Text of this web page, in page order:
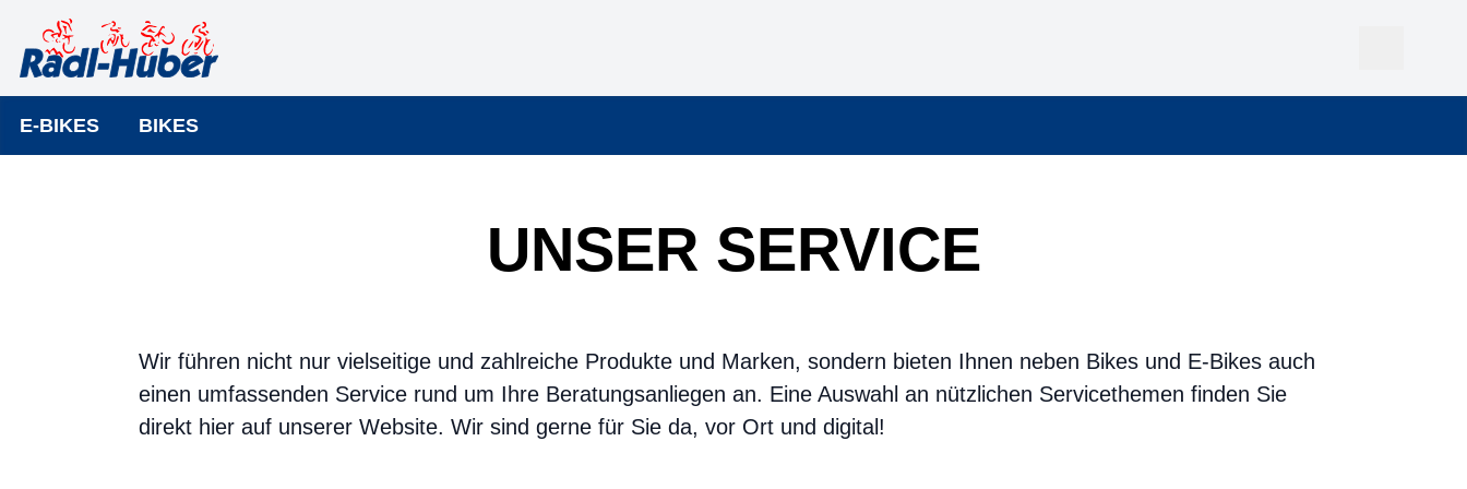
E-BIKES BIKES
UNSER SERVICE
Wir führen nicht nur vielseitige und zahlreiche Produkte und Marken, sondern bieten Ihnen neben Bikes und E-Bikes auch
einen umfassenden Service rund um Ihre Beratungsanliegen an. Eine Auswahl an nützlichen Servicethemen finden Sie
direkt hier auf unserer Website. Wir sind gerne für Sie da, vor Ort und digital!